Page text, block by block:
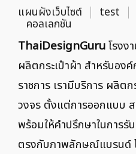
แผนผังเว็บไซต์ test
คอลเลกชัน
ThaiDesignGuruโรงง
ผลิตกระเป๋าผ้า สำหรับอง
ราชการ เรามีบริการ ผลิต
วงจร ตั้งแต่การออกแบบ
พร้อมให้คำปรึกษาในการรั
ตรงกับภาพลักษณ์แบรนด์ โ